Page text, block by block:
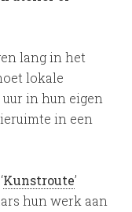
lang in het
lokale
uur in hun eigen
in een
Kunstroute’
hun werk aan